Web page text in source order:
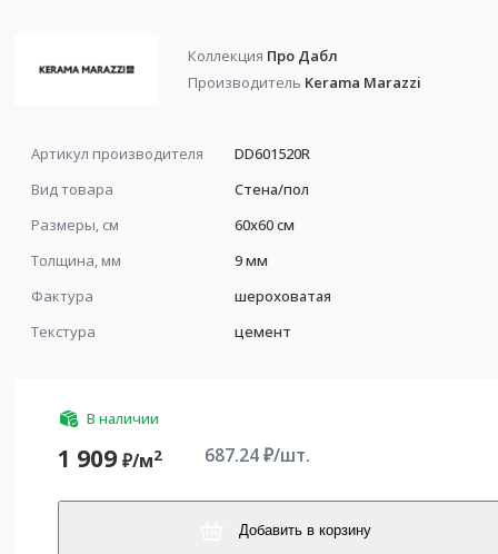
Коллекция Про Дабл
Производитель Kerama Marazzi
Артикул производителя
DD601520R
Вид товара
Стена/пол
Размеры, см
60x60 см
Толщина, мм
9 мм
Фактура
шероховатая
Текстура
цемент
В наличии
1 909 ₽/м2 687.24₽/шт.
Добавить в корзину